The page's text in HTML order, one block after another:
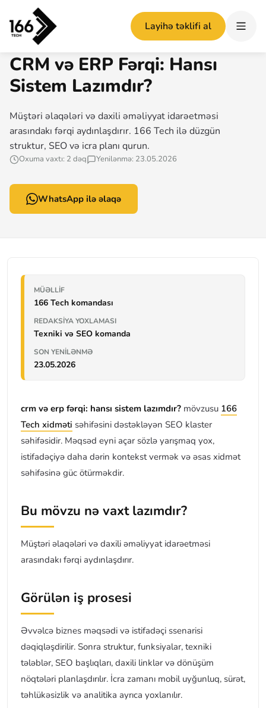
Layihə təklifi al
Ana səhifə/ CRM və ERP Fərqi: Hansı Sistem Lazımdır?
166 TECH MƏQALƏ
CRM və ERP Fərqi: Hansı
Sistem Lazımdır?
Müştəri əlaqələri və daxili əməliyyat idarəetməsi
arasındakı fərqi aydınlaşdırır. 166 Tech ilə düzgün
struktur, SEO və icra planı qurun.
Oxuma vaxtı: 2 dəq Yenilənmə: 23.05.2026
WhatsApp ilə əlaqə
MÜƏLLIF
166 Tech komandası
REDAKSIYA YOXLAMASI
Texniki və SEO komanda
SON YENILƏNMƏ
23.05.2026
crm və erp fərqi: hansı sistem lazımdır? mövzusu 166
Tech xidməti səhifəsini dəstəkləyən SEO klaster
səhifəsidir. Məqsəd eyni açar sözlə yarışmaq yox,
istifadəçiyə daha dərin kontekst vermək və əsas xidmət
səhifəsinə güc ötürməkdir.
Bu mövzu nə vaxt lazımdır?
Müştəri əlaqələri və daxili əməliyyat idarəetməsi
arasındakı fərqi aydınlaşdırır.
Görülən iş prosesi
Əvvəlcə biznes məqsədi və istifadəçi ssenarisi
dəqiqləşdirilir. Sonra struktur, funksiyalar, texniki
tələblər, SEO başlıqları, daxili linklər və dönüşüm
nöqtələri planlaşdırılır. İcra zamanı mobil uyğunluq, sürət,
təhlükəsizlik və analitika ayrıca yoxlanılır.